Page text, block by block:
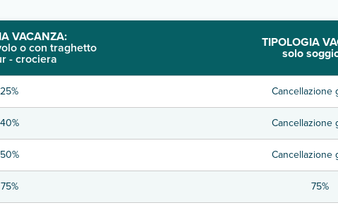
VACANZA:
o con traghetto
- crociera
TIPOLOGIA
solo
25% Cancellazione
40% Cancellazione
50% Cancellazione
75% 75%